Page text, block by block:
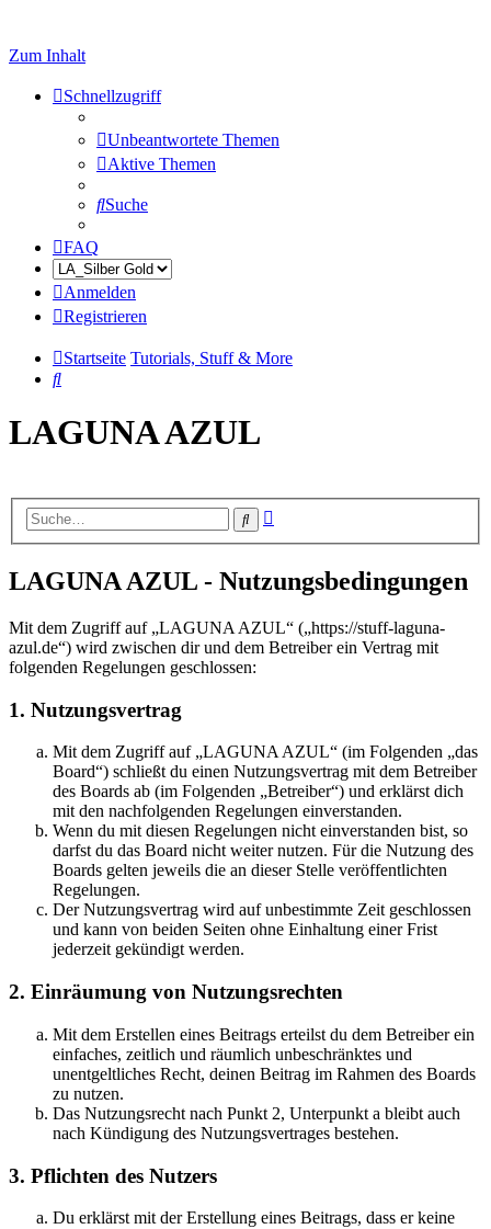
Zum Inhalt
Schnellzugriff
Unbeantwortete Themen
Aktive Themen
Suche
FAQ
Anmelden
Registrieren
Startseite Tutorials, Stuff & More
Suche
LAGUNA AZUL
Suche
LAGUNA AZUL - Nutzungsbedingungen
Mit dem Zugriff auf „LAGUNA AZUL“ („https://stuff-laguna-
azul.de“) wird zwischen dir und dem Betreiber ein Vertrag mit
folgenden Regelungen geschlossen:
1. Nutzungsvertrag
Mit dem Zugriff auf „LAGUNA AZUL“ (im Folgenden „das
Board“) schließt du einen Nutzungsvertrag mit dem Betreiber
des Boards ab (im Folgenden „Betreiber“) und erklärst dich
mit den nachfolgenden Regelungen einverstanden.
Wenn du mit diesen Regelungen nicht einverstanden bist, so
darfst du das Board nicht weiter nutzen. Für die Nutzung des
Boards gelten jeweils die an dieser Stelle veröffentlichten
Regelungen.
Der Nutzungsvertrag wird auf unbestimmte Zeit geschlossen
und kann von beiden Seiten ohne Einhaltung einer Frist
jederzeit gekündigt werden.
2. Einräumung von Nutzungsrechten
Mit dem Erstellen eines Beitrags erteilst du dem Betreiber ein
einfaches, zeitlich und räumlich unbeschränktes und
unentgeltliches Recht, deinen Beitrag im Rahmen des Boards
zu nutzen.
Das Nutzungsrecht nach Punkt 2, Unterpunkt a bleibt auch
nach Kündigung des Nutzungsvertrages bestehen.
3. Pflichten des Nutzers
Du erklärst mit der Erstellung eines Beitrags, dass er keine